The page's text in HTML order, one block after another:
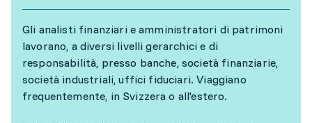
Gli analisti finanziari e amministratori di patrimoni
lavorano, a diversi livelli gerarchici e di
responsabilità, presso banche, società finanziarie,
società industriali, uffici fiduciari. Viaggiano
frequentemente, in Svizzera o all'estero.